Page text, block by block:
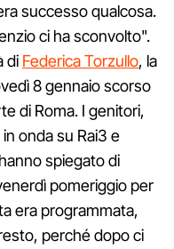
successo qualcosa.
ci ha sconvolto".
di Federica Torzullo, la
8 gennaio scorso
di Roma. I genitori,
in onda su Rai3 e
spiegato di
pomeriggio per
era programmata,
perché dopo ci